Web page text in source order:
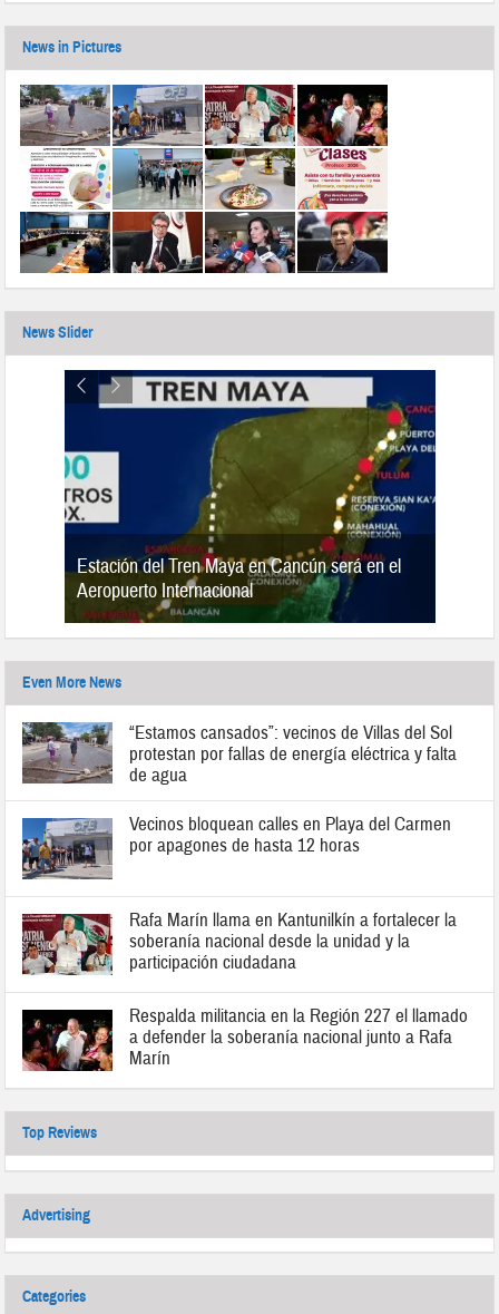
News in Pictures
News Slider
Estación del Tren Maya en Cancún será en el
Aeropuerto Internacional
Even More News
“Estamos cansados”: vecinos de Villas del Sol
protestan por fallas de energía eléctrica y falta
de agua
Vecinos bloquean calles en Playa del Carmen
por apagones de hasta 12 horas
Rafa Marín llama en Kantunilkín a fortalecer la
soberanía nacional desde la unidad y la
participación ciudadana
Respalda militancia en la Región 227 el llamado
a defender la soberanía nacional junto a Rafa
Marín
Top Reviews
Advertising
Categories